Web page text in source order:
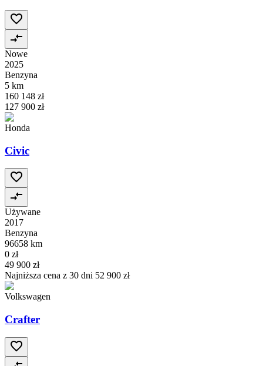
Nowe
2025
Benzyna
5 km
160 148 zł
127 900 zł
Honda
Civic
Używane
2017
Benzyna
96658 km
0 zł
49 900 zł
Najniższa cena z 30 dni 52 900 zł
Volkswagen
Crafter